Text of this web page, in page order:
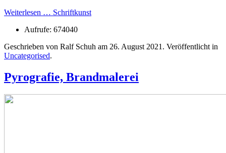
Weiterlesen … Schriftkunst
Aufrufe: 674040
Geschrieben von Ralf Schuh am 26. August 2021 . Veröffentlicht in
Uncategorised.
Pyrografie, Brandmalerei